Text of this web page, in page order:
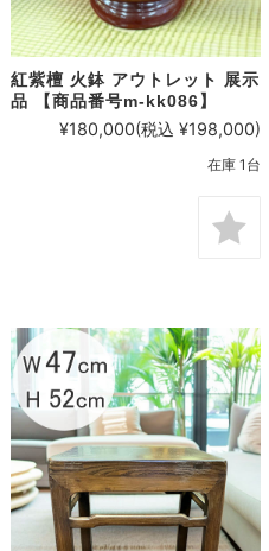
紅紫檀 火鉢 アウトレット 展示
品 【商品番号m-kk086】
¥180,000(税込 ¥198,000)
在庫 1台